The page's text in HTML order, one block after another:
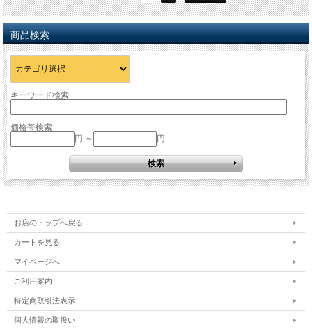
商品検索
キーワード検索
価格帯検索
円 ～
円
お店のトップへ戻る
カートを見る
マイページへ
ご利用案内
特定商取引法表示
個人情報の取扱い